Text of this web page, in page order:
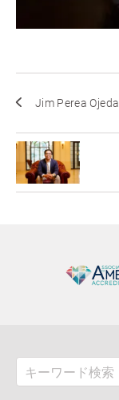
Jim Perea Ojeda